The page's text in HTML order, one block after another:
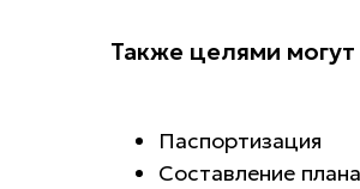
Также целями
Паспортизация
Составление